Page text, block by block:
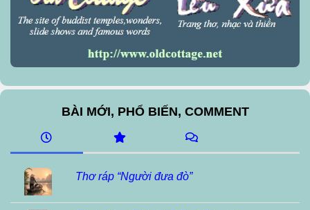
BÀI MỚI, PHỔ BIẾN, COMMENT
Thơ ráp “Người đưa đò”